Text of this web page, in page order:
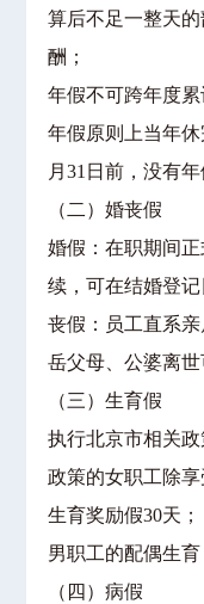
算后不足一整天
酬；
年假不可跨年度累
年假原则上当年
月31日前，没有
（二）婚丧假
婚假：在职期间
续，可在结婚登记
丧假：员工直系
岳父母、公婆离世
（三）生育假
执行北京市相关
政策的女职工除
生育奖励假30天；
男职工的配偶生育
（四）病假